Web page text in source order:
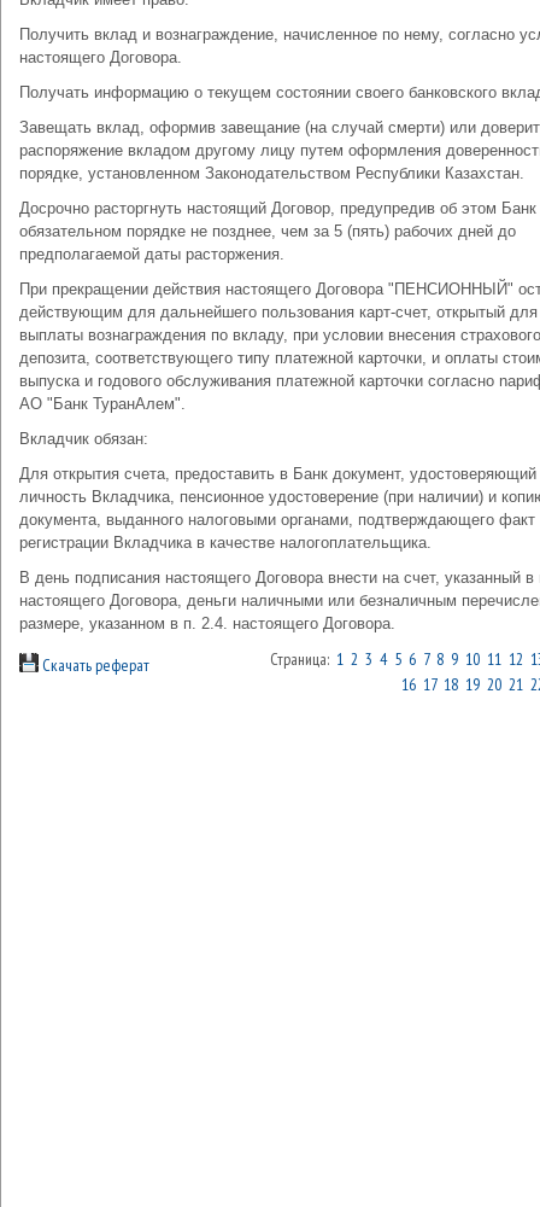
Получить вклад и вознаграждение, начисленное по нему, согласно
настоящего Договора.
Получать информацию о текущем состоянии своего банковского
Завещать вклад, оформив завещание (на случай смерти) или
распоряжение вкладом другому лицу путем оформления
порядке, установленном Законодательством Республики Казахстан.
Досрочно расторгнуть настоящий Договор, предупредив об этом Банк
обязательном порядке не позднее, чем за 5 (пять) рабочих дней до
предполагаемой даты расторжения.
При прекращении действия настоящего Договора "ПЕНСИОННЫЙ"
действующим для дальнейшего пользования карт-счет, открытый для
выплаты вознаграждения по вкладу, при условии внесения страхового
депозита, соответствующего типу платежной карточки, и оплаты
выпуска и годового обслуживания платежной карточки согласно
АО "Банк ТуранАлем".
Вкладчик обязан:
Для открытия счета, предоставить в Банк документ, удостоверяющий
личность Вкладчика, пенсионное удостоверение (при наличии) и
документа, выданного налоговыми органами, подтверждающего факт
регистрации Вкладчика в качестве налогоплательщика.
В день подписания настоящего Договора внести на счет, указанный в
настоящего Договора, деньги наличными или безналичным
размере, указанном в п. 2.4. настоящего Договора.
Скачать реферат Страница: 1 2 3 4 5 6 7 8 9 10 11 12
16 17 18 19 20 21